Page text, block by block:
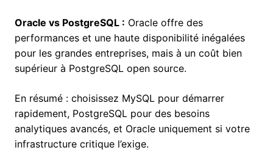
Oracle vs PostgreSQL : Oracle offre des
performances et une haute disponibilité inégalées
pour les grandes entreprises, mais à un coût bien
supérieur à PostgreSQL open source.
En résumé : choisissez MySQL pour démarrer
rapidement, PostgreSQL pour des besoins
analytiques avancés, et Oracle uniquement si votre
infrastructure critique l’exige.